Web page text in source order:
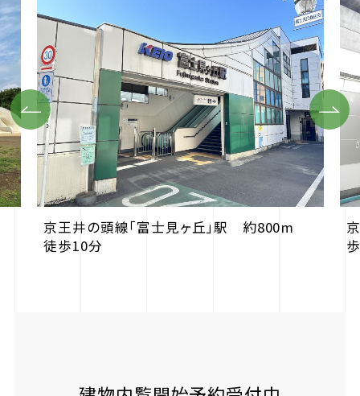
Previous
京王井の頭線「富士見ヶ丘」駅 約800m
徒歩10分
Next